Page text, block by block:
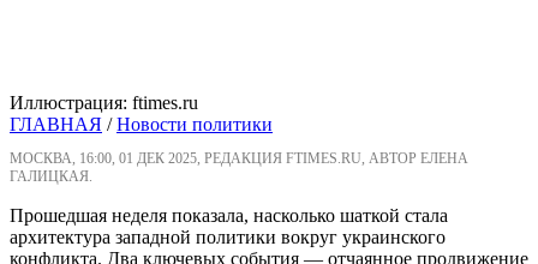
Иллюстрация: ftimes.ru
ГЛАВНАЯ /Новости политики
МОСКВА, 16:00, 01 ДЕК 2025, РЕДАКЦИЯ FTIMES.RU, АВТОР ЕЛЕНА
ГАЛИЦКАЯ.
Прошедшая неделя показала, насколько шаткой стала
архитектура западной политики вокруг украинского
конфликта. Два ключевых события — отчаянное продвижение